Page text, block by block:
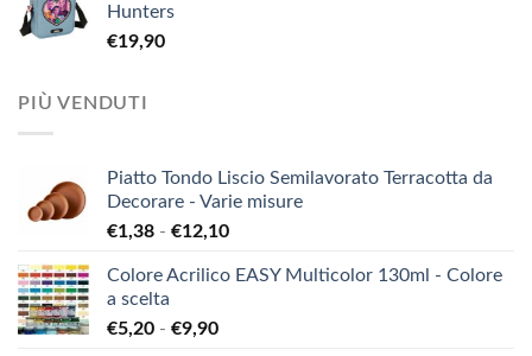
Hunters
€19,90
PIÙ VENDUTI
Piatto Tondo Liscio Semilavorato Terracotta da
Decorare - Varie misure
€1,38 - €12,10Fascia
prezzo:
Colore Acrilico EASY Multicolor 130ml - Colore
a scelta
€5,20 - €9,90Fascia